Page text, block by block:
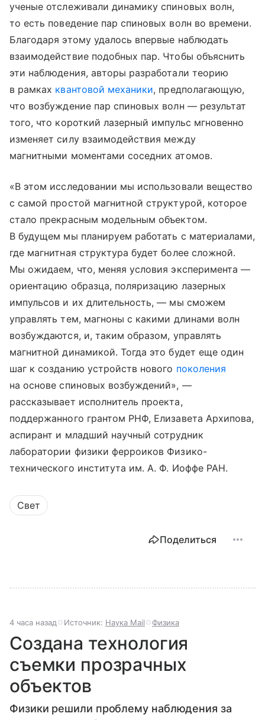
ученые отслеживали динамику спиновых волн,
то есть поведение пар спиновых волн во времени.
Благодаря этому удалось впервые наблюдать
взаимодействие подобных пар. Чтобы объяснить
эти наблюдения, авторы разработали теорию
в рамках квантовой механики, предполагающую,
что возбуждение пар спиновых волн — результат
того, что короткий лазерный импульс мгновенно
изменяет силу взаимодействия между
магнитными моментами соседних атомов.
«В этом исследовании мы использовали вещество
с самой простой магнитной структурой, которое
стало прекрасным модельным объектом.
В будущем мы планируем работать с материалами,
где магнитная структура будет более сложной.
Мы ожидаем, что, меняя условия эксперимента —
ориентацию образца, поляризацию лазерных
импульсов и их длительность, — мы сможем
управлять тем, магноны с какими длинами волн
возбуждаются, и, таким образом, управлять
магнитной динамикой. Тогда это будет еще один
шаг к созданию устройств нового поколения
на основе спиновых возбуждений», —
рассказывает исполнитель проекта,
поддержанного грантом РНФ, Елизавета Архипова,
аспирант и младший научный сотрудник
лаборатории физики ферроиков Физико-
технического института им. А. Ф. Иоффе РАН.
Свет
Поделиться
4 часа назад Источник: Наука Mail Физика
Создана технология
съемки прозрачных
объектов
Физики решили проблему наблюдения за